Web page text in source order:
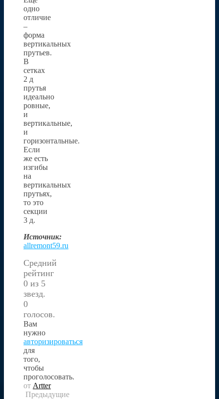
одно
отличие
–
форма
вертикальных
прутьев.
В
сетках
2 д
прутья
идеально
ровные,
и
вертикальные,
и
горизонтальные.
Если
же есть
изгибы
на
вертикальных
прутьях,
то это
секции
3 д.
Источник:
allremont59.ru
Средний
рейтинг
0 из 5
звезд.
0
голосов.
Вам
нужно
авторизироваться
для
того,
чтобы
проголосовать.
от Artter
Предыдущие